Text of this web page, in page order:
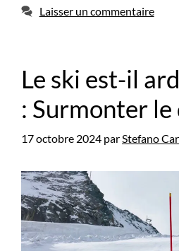
Laisser un commentaire
Le ski est-il
: Surmonter le
17 octobre 2024 parStefano